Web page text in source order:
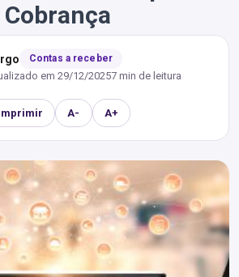
Cobrança
Contas a receber
em 29/12/20257 min de leitura
A- A+